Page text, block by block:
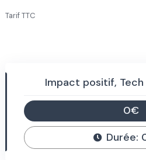
Tarif TTC
Impact positif,
0€
Durée: